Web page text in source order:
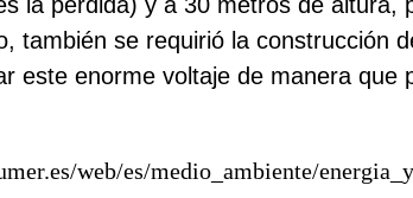
también se requirió la construcción
este enorme voltaje de manera que
web/es/medio_ambiente/